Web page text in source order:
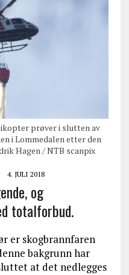
prøver i slutten av
i Lommedalen etter den
Hagen / NTB scanpix
4. JULI 2018
og
totalforbud.
er skogbrannfaren
bakgrunn har
at det nedlegges